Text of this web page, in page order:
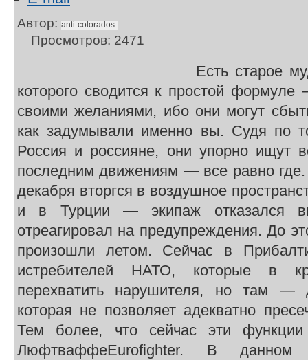
Автор: anti-colorados
Просмотров: 2471
Есть старое
которого сводится к простой
своими желаниями, ибо они могут
как задумывали именно вы. Судя по
Россия и россияне, они упорно ищут
последним движениям — все равно где.
декабря вторгся в воздушное
и в Турции — экипаж отказался
отреагировал на предупреждения. До
произошли летом. Сейчас в
истребителей НАТО, которые в
перехватить нарушителя, но там —
которая не позволяет адекватно
Тем более, что сейчас эти
ЛюфтваффеEurofighter. В данном